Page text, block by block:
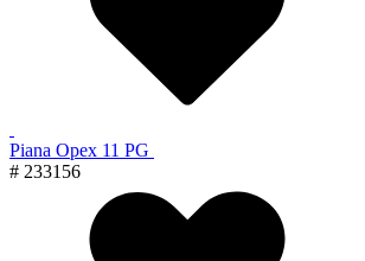
Piana Орех 11 PG
# 233156